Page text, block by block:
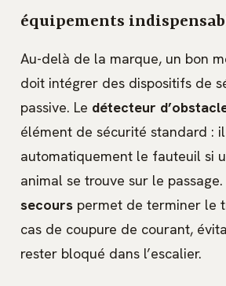
équipements
Au-delà de la marque, un bon
doit intégrer des dispositifs de
passive. Le détecteur
élément de sécurité standard :
automatiquement le fauteuil si
animal se trouve sur le passage.
secours permet de terminer le
cas de coupure de courant,
rester bloqué dans l’escalier.